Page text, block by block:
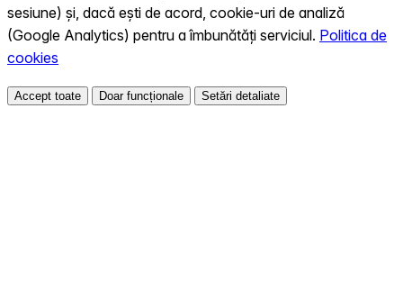
sesiune) și, dacă ești de acord, cookie-uri de analiză
(Google Analytics) pentru a îmbunătăți serviciul. Politica de
cookies
Accept toate Doar funcționale Setări detaliate